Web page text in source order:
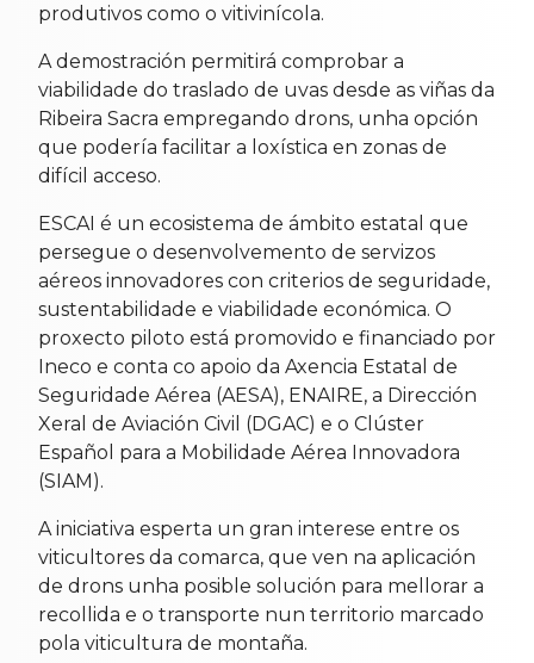
produtivos como o vitivinícola.
A demostración permitirá comprobar a
viabilidade do traslado de uvas desde as viñas da
Ribeira Sacra empregando drons, unha opción
que podería facilitar a loxística en zonas de
difícil acceso.
ESCAI é un ecosistema de ámbito estatal que
persegue o desenvolvemento de servizos
aéreos innovadores con criterios de seguridade,
sustentabilidade e viabilidade económica. O
proxecto piloto está promovido e financiado por
Ineco e conta co apoio da Axencia Estatal de
Seguridade Aérea (AESA), ENAIRE, a Dirección
Xeral de Aviación Civil (DGAC) e o Clúster
Español para a Mobilidade Aérea Innovadora
(SIAM).
A iniciativa esperta un gran interese entre os
viticultores da comarca, que ven na aplicación
de drons unha posible solución para mellorar a
recollida e o transporte nun territorio marcado
pola viticultura de montaña.